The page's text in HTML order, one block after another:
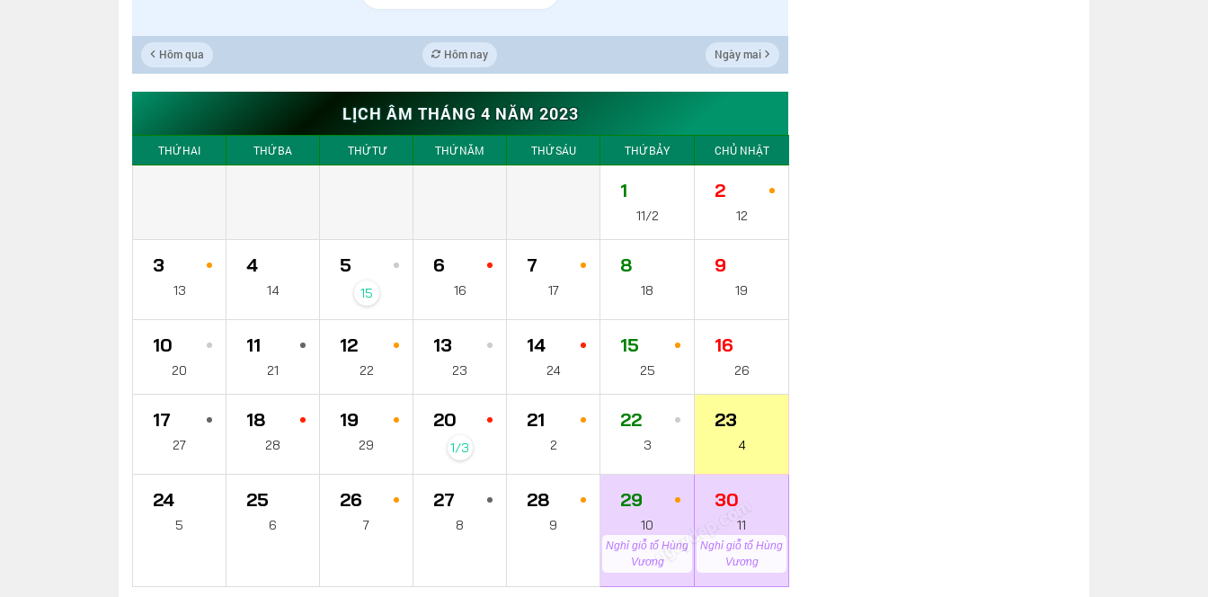
Hôm qua Hôm nay Ngày mai
LỊCH ÂM THÁNG 4 NĂM 2023
THỨ HAI THỨ BA THỨ TƯ THỨ NĂM THỨ SÁU THỨ BẢY CHỦ NHẬT
1
11/2
2
12
3
13
4
14
5
15
6
16
7
17
8
18
9
19
10
20
11
21
12
22
13
23
14
24
15
25
16
26
17
27
18
28
19
29
20
1/3
21
2
22
3
23
4
24
5
25
6
26
7
27
8
28
9
29
10
Nghỉ giỗ tổ Hùng
Vương
30
11
Nghỉ giỗ tổ Hùng
Vương
ngaydep.com